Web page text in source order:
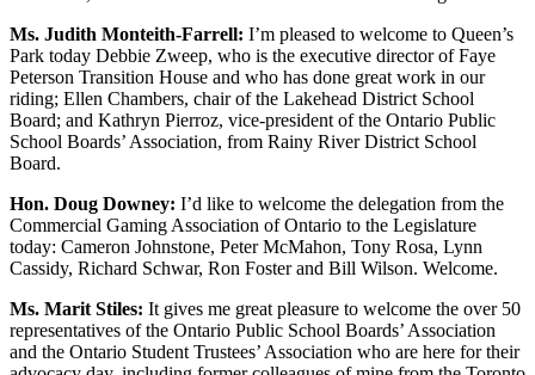
Ms. Judith Monteith-Farrell: I’m pleased to welcome to Queen’s
Park today Debbie Zweep, who is the executive director of Faye
Peterson Transition House and who has done great work in our
riding; Ellen Chambers, chair of the Lakehead District School
Board; and Kathryn Pierroz, vice-president of the Ontario Public
School Boards’ Association, from Rainy River District School
Board.
Hon. Doug Downey: I’d like to welcome the delegation from the
Commercial Gaming Association of Ontario to the Legislature
today: Cameron Johnstone, Peter McMahon, Tony Rosa, Lynn
Cassidy, Richard Schwar, Ron Foster and Bill Wilson. Welcome.
Ms. Marit Stiles: It gives me great pleasure to welcome the over 50
representatives of the Ontario Public School Boards’ Association
and the Ontario Student Trustees’ Association who are here for their